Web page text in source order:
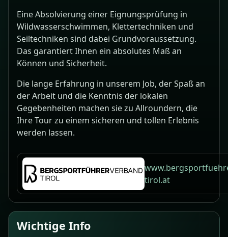
Eine Absolvierung einer Eignungsprüfung in
Wildwasserschwimmen, Klettertechniken und
Seiltechniken sind dabei Grundvoraussetzung.
Das garantiert Ihnen ein absolutes Maß an
Können und Sicherheit.
Die lange Erfahrung in unserem Job, der Spaß an
der Arbeit und die Kenntnis der lokalen
Gegebenheiten machen sie zu Allroundern, die
Ihre Tour zu einem sicheren und tollen Erlebnis
werden lassen.
tirol.at
Wichtige Info